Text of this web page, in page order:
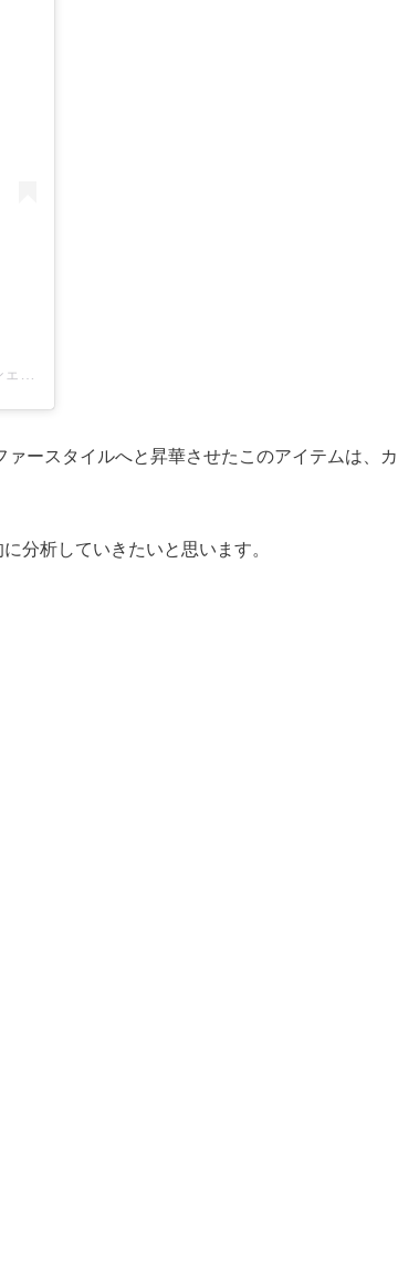
ースタイルへと昇華させたこのアイテムは、カ
分析していきたいと思います。